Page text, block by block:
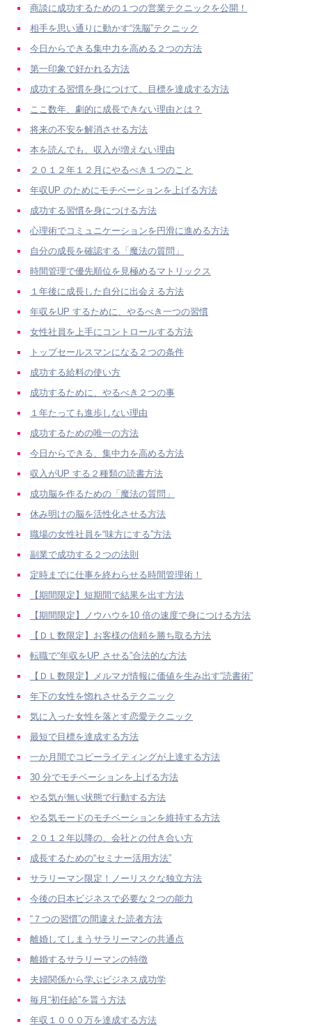
商談に成功するための１つの営業テクニックを公開！
相手を思い通りに動かす“洗脳”テクニック
今日からできる集中力を高める２つの方法
第一印象で好かれる方法
成功する習慣を身につけて、目標を達成する方法
ここ数年、劇的に成長できない理由とは？
将来の不安を解消させる方法
本を読んでも、収入が増えない理由
２０１２年１２月にやるべき１つのこと
年収UP のためにモチベーションを上げる方法
成功する習慣を身につける方法
心理術でコミュニケーションを円滑に進める方法
自分の成長を確認する「魔法の質問」
時間管理で優先順位を見極めるマトリックス
１年後に成長した自分に出会える方法
年収をUP するために、やるべき一つの習慣
女性社員を上手にコントロールする方法
トップセールスマンになる２つの条件
成功する給料の使い方
成功するために、やるべき２つの事
１年たっても進歩しない理由
成功するための唯一の方法
今日からできる、集中力を高める方法
収入がUP する２種類の読書方法
成功脳を作るための「魔法の質問」
休み明けの脳を活性化させる方法
職場の女性社員を“味方にする”方法
副業で成功する２つの法則
定時までに仕事を終わらせる時間管理術！
【期間限定】短期間で結果を出す方法
【期間限定】ノウハウを10 倍の速度で身につける方法
【ＤＬ数限定】お客様の信頼を勝ち取る方法
転職で“年収をUP させる”合法的な方法
【ＤＬ数限定】メルマガ情報に価値を生み出す“読書術”
年下の女性を惚れさせるテクニック
気に入った女性を落とす恋愛テクニック
最短で目標を達成する方法
一か月間でコピーライティングが上達する方法
30 分でモチベーションを上げる方法
やる気が無い状態で行動する方法
やる気モードのモチベーションを維持する方法
２０１２年以降の、会社との付き合い方
成長するための“セミナー活用方法”
サラリーマン限定！ノーリスクな独立方法
今後の日本ビジネスで必要な２つの能力
“７つの習慣”の間違えた読者方法
離婚してしまうサラリーマンの共通点
離婚するサラリーマンの特徴
夫婦関係から学ぶビジネス成功学
毎月“初任給”を貰う方法
年収１０００万を達成する方法